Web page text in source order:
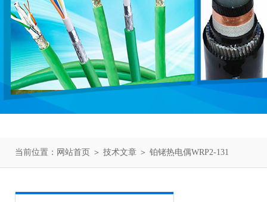
当前位置： 网站首页 ＞ 技术文章 ＞ 铂铑热电偶WRP2-131